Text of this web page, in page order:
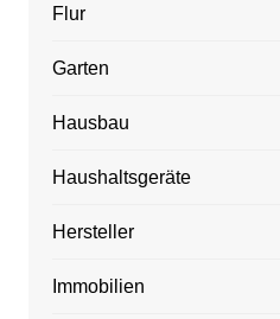
Flur
Garten
Hausbau
Haushaltsgeräte
Hersteller
Immobilien